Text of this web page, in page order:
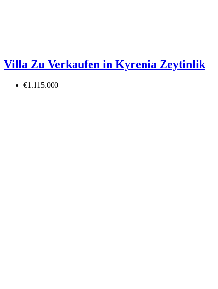
Villa Zu Verkaufen in Kyrenia Zeytinlik
€1.115.000